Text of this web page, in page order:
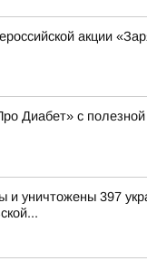
акции
Диабет» с
397